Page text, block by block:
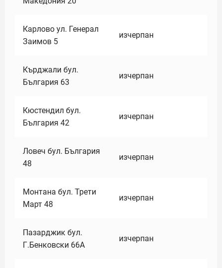
Карлово ул. Генерал
Заимов 5
изчерпан
Кърджали бул.
България 63
изчерпан
Кюстендил бул.
България 42
изчерпан
Ловеч бул. България
48
изчерпан
Монтана бул. Трети
Март 48
изчерпан
Пазарджик бул.
Г.Бенковски 66А
изчерпан